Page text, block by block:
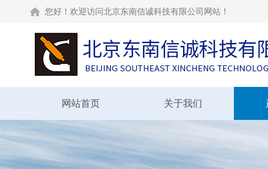
您好！欢迎访问北京东南信诚科技有限公司网站！
网站首页 关于我们